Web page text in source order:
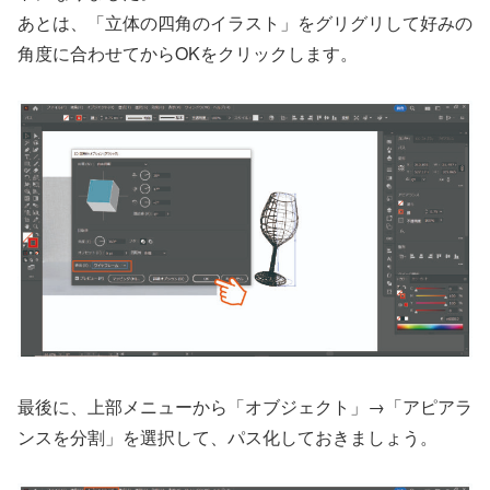
あとは、「立体の四角のイラスト」をグリグリして好みの
角度に合わせてからOKをクリックします。
最後に、上部メニューから「オブジェクト」→「アピアラ
ンスを分割」を選択して、パス化しておきましょう。